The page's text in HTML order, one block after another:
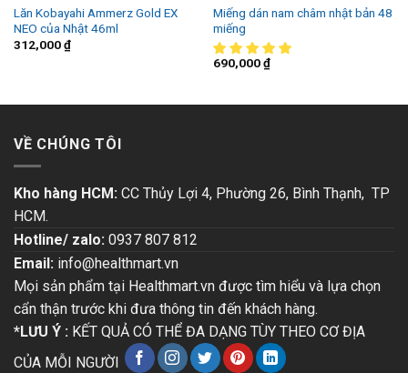
Lăn Kobayahi Ammerz Gold EX
NEO của Nhật 46ml
312,000₫
Miếng dán nam châm nhật bản 48
miếng
690,000₫
VỀ CHÚNG TÔI
Kho hàng HCM: CC Thủy Lợi 4, Phường 26, Bình Thạnh, TP
HCM.
Hotline/ zalo: 0937 807 812
Email: info@healthmart.vn
Mọi sản phẩm tại Healthmart.vn được tìm hiểu và lựa chọn
cẩn thận trước khi đưa thông tin đến khách hàng.
*LƯU Ý : KẾT QUẢ CÓ THỂ ĐA DẠNG TÙY THEO CƠ ĐỊA
CỦA MỖI NGƯỜI